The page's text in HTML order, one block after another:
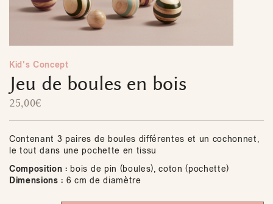
Kid's Concept
Jeu de boules en bois
25,00€
Contenant 3 paires de boules différentes et un cochonnet,
le tout dans une pochette en tissu
Composition : bois de pin (boules), coton (pochette)
Dimensions : 6 cm de diamètre